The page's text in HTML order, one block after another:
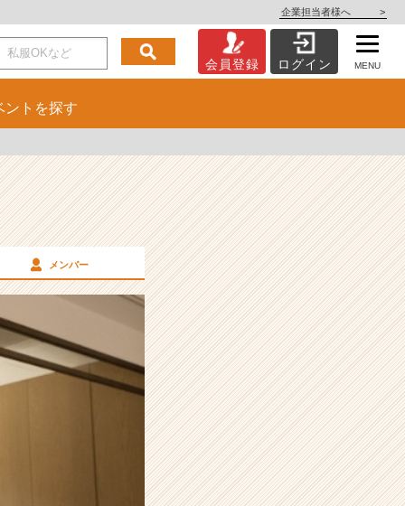
企業担当者様へ >
会員登録 ログイン MENU
ント を探す
メンバー